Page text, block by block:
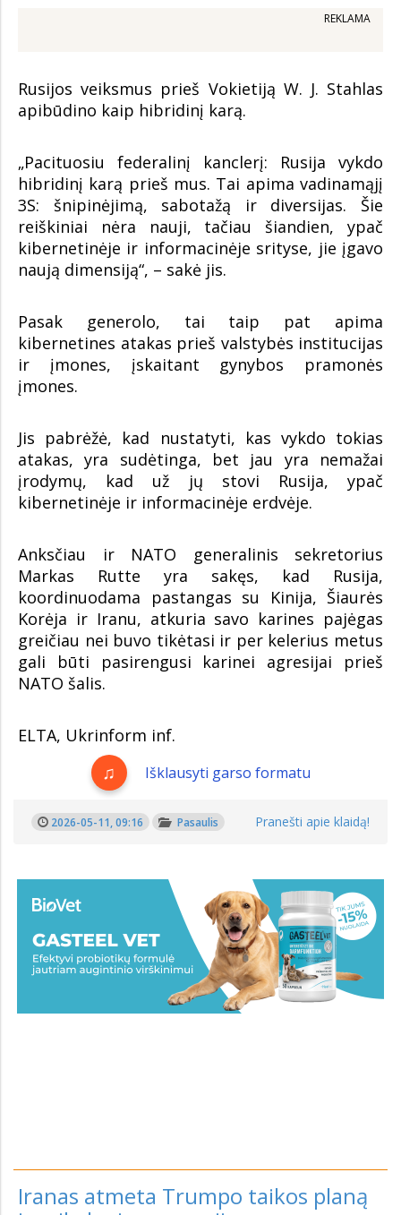
REKLAMA
Rusijos veiksmus prieš Vokietiją W. J. Stahlas
apibūdino kaip hibridinį karą.
„Pacituosiu federalinį kanclerį: Rusija vykdo
hibridinį karą prieš mus. Tai apima vadinamąjį
3S: šnipinėjimą, sabotažą ir diversijas. Šie
reiškiniai nėra nauji, tačiau šiandien, ypač
kibernetinėje ir informacinėje srityse, jie įgavo
naują dimensiją“, – sakė jis.
Pasak generolo, tai taip pat apima
kibernetines atakas prieš valstybės institucijas
ir įmones, įskaitant gynybos pramonės
įmones.
Jis pabrėžė, kad nustatyti, kas vykdo tokias
atakas, yra sudėtinga, bet jau yra nemažai
įrodymų, kad už jų stovi Rusija, ypač
kibernetinėje ir informacinėje erdvėje.
Anksčiau ir NATO generalinis sekretorius
Markas Rutte yra sakęs, kad Rusija,
koordinuodama pastangas su Kinija, Šiaurės
Korėja ir Iranu, atkuria savo karines pajėgas
greičiau nei buvo tikėtasi ir per kelerius metus
gali būti pasirengusi karinei agresijai prieš
NATO šalis.
ELTA, Ukrinform inf.
Išklausyti garso formatu
2026-05-11, 09:16 Pasaulis Pranešti apie klaidą!
Iranas atmeta Trumpo taikos planą